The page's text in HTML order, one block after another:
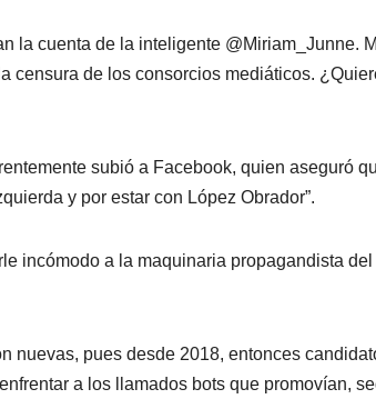
la cuenta de la inteligente @Miriam_Junne.
censura de los consorcios mediáticos.
subió a Facebook, quien aseguró
y por estar con López Obrador”.
incómodo a la maquinaria propagandista del
nuevas, pues desde 2018, entonces
a los llamados bots que promovían,